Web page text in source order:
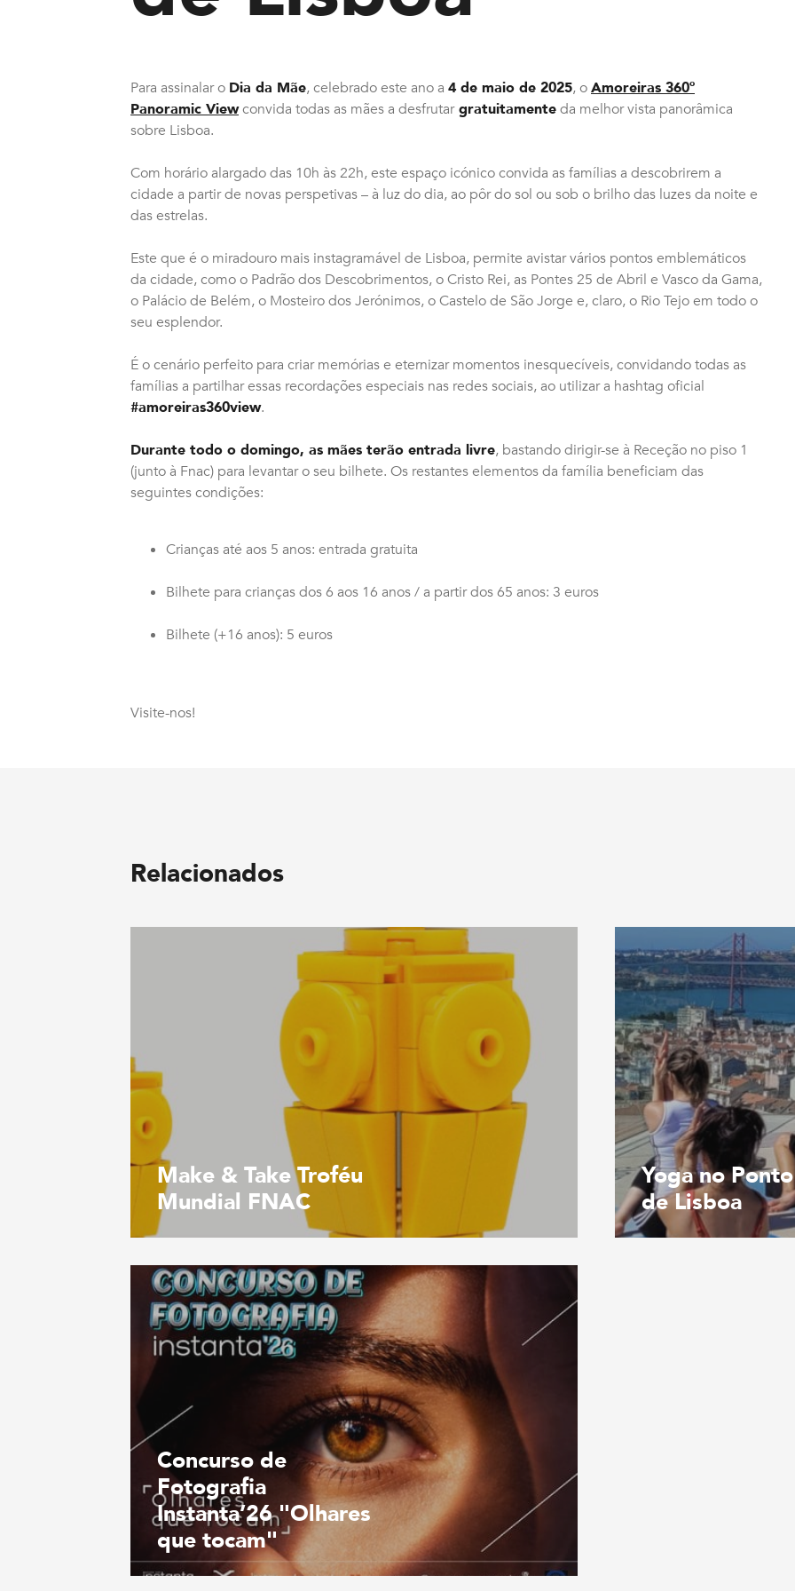
Para assinalar o Dia da Mãe, celebrado este ano a 4 de maio de 2025, oAmoreiras 360º
Panoramic Viewconvida todas as mães a desfrutargratuitamenteda melhor vista panorâmica
sobre Lisboa.
Com horário alargado das 10h às 22h, este espaço icónico convida as famílias a descobrirem a
cidade a partir de novas perspetivas – à luz do dia, ao pôr do sol ou sob o brilho das luzes da noite e
das estrelas.
Este que é o miradouro mais instagramável de Lisboa, permite avistar vários pontos emblemáticos
da cidade, como o Padrão dos Descobrimentos, o Cristo Rei, as Pontes 25 de Abril e Vasco da Gama,
o Palácio de Belém, o Mosteiro dos Jerónimos, o Castelo de São Jorge e, claro, o Rio Tejo em todo o
seu esplendor.
É o cenário perfeito para criar memórias e eternizar momentos inesquecíveis, convidando todas as
famílias a partilhar essas recordações especiais nas redes sociais, ao utilizar a hashtag oficial
#amoreiras360view.
Durante todo o domingo, as mães terão entrada livre, bastando dirigir-se à Receção no piso 1
(junto à Fnac) para levantar o seu bilhete. Os restantes elementos da família beneficiam das
seguintes condições:
Crianças até aos 5 anos: entrada gratuita
Bilhete para crianças dos 6 aos 16 anos / a partir dos 65 anos: 3 euros
Bilhete (+16 anos): 5 euros
Visite-nos!
Relacionados
Make & Take Troféu
Mundial FNAC
Yoga no
de Lisboa
Concurso de
Fotografia
Instanta’26 "Olhares
que tocam"